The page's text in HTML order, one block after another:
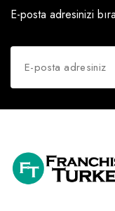
E-posta adresinizi